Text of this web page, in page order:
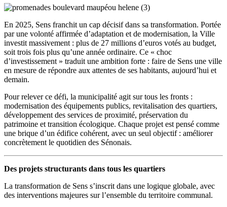
En 2025, Sens franchit un cap décisif dans sa transformation. Portée
par une volonté affirmée d’adaptation et de modernisation, la Ville
investit massivement : plus de 27 millions d’euros votés au budget,
soit trois fois plus qu’une année ordinaire. Ce « choc
d’investissement » traduit une ambition forte : faire de Sens une ville
en mesure de répondre aux attentes de ses habitants, aujourd’hui et
demain.
Pour relever ce défi, la municipalité agit sur tous les fronts :
modernisation des équipements publics, revitalisation des quartiers,
développement des services de proximité, préservation du
patrimoine et transition écologique. Chaque projet est pensé comme
une brique d’un édifice cohérent, avec un seul objectif : améliorer
concrètement le quotidien des Sénonais.
Des projets structurants dans tous les quartiers
La transformation de Sens s’inscrit dans une logique globale, avec
des interventions majeures sur l’ensemble du territoire communal.